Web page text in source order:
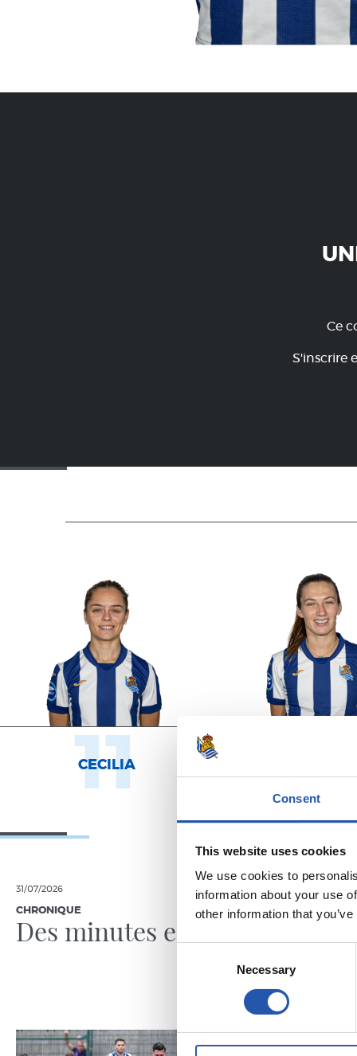
Consent
This website uses cookies
We use cookies to
information about your use
other information that
Necessary
Ce
S'inscrire
CECILIA
11
31/07/2026
CHRONIQUE
Des minutes en plus
VIDÉOS
Une